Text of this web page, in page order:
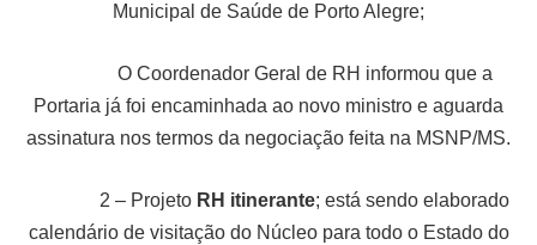
Municipal de Saúde de Porto Alegre;
O Coordenador Geral de RH informou que a
Portaria já foi encaminhada ao novo ministro e aguarda
assinatura nos termos da negociação feita na MSNP/MS.
2 – Projeto RH itinerante; está sendo elaborado
calendário de visitação do Núcleo para todo o Estado do